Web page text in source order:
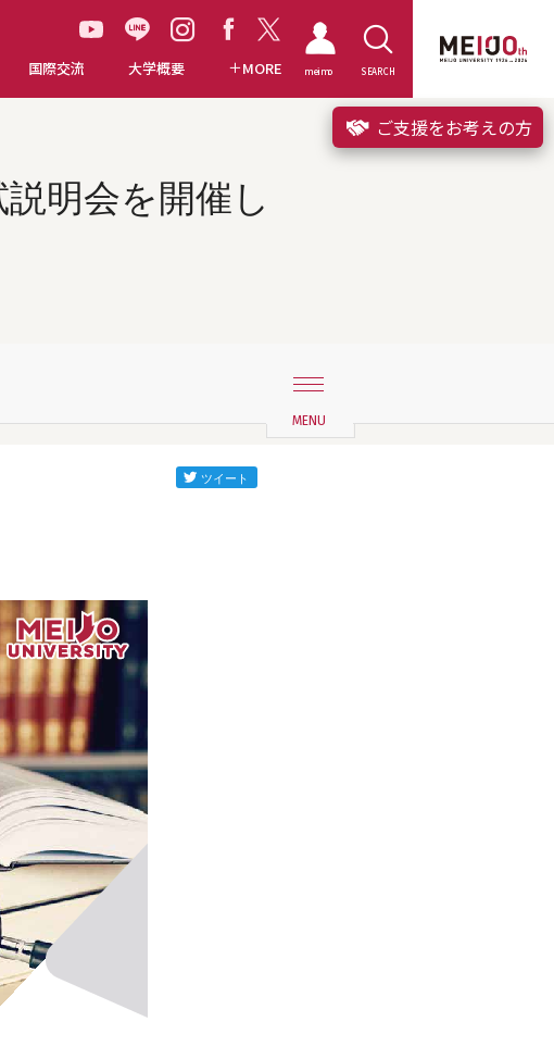
国際交流 大学概要 MORE meimo SEARCH
ご支援をお考えの方
説明会を開催し